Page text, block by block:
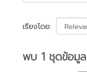
เรียงโดย
พบ 1 ชุดข้อมูล